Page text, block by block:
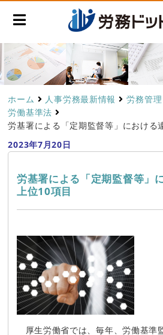
ホーム 人事労務最新情報
労務管
労働基準法
労基署による「定期監督等」における
2023年7月20日
労基署による「定期監督等」
上位10項目
厚生労働省では、毎年、労働基準